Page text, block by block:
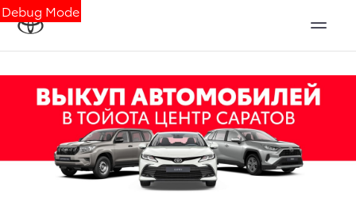
Debug Mode